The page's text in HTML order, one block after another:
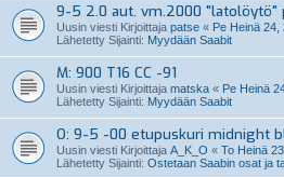
9-5 2.0 aut. vm.2000 "latolöytö"
Uusin viesti Kirjoittaja patse « Pe Heinä 24,
Lähetetty Sijainti: Myydään Saabit
M: 900 T16 CC -91
Uusin viesti Kirjoittaja matska « Pe Heinä
Lähetetty Sijainti: Myydään Saabit
O: 9-5 -00 etupuskuri midnight
Uusin viesti Kirjoittaja A_K_O « To Heinä
Lähetetty Sijainti: Ostetaan Saabin osat ja